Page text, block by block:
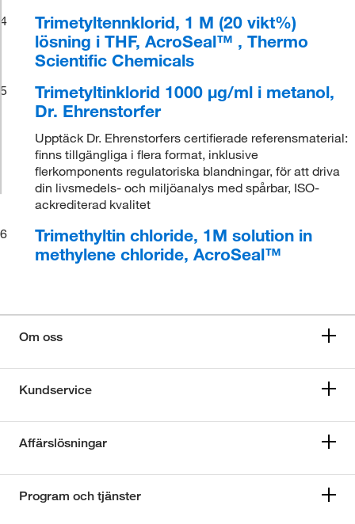
4
Trimetyltennklorid, 1 M (20 vikt%)
lösning i THF, AcroSeal™ , Thermo
Scientific Chemicals
5
Trimetyltinklorid 1000 μg/ml i metanol,
Dr. Ehrenstorfer
Upptäck Dr. Ehrenstorfers certifierade referensmaterial:
finns tillgängliga i flera format, inklusive
flerkomponents regulatoriska blandningar, för att driva
din livsmedels- och miljöanalys med spårbar, ISO-
ackrediterad kvalitet
6
Trimethyltin chloride, 1M solution in
methylene chloride, AcroSeal™
Om oss
Kundservice
Affärslösningar
Program och tjänster